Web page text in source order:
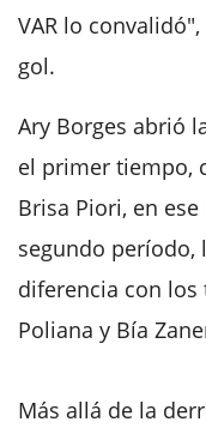
VAR lo
gol.
Ary Borges abrió
el primer tiempo,
Brisa Piori, en
segundo período,
diferencia con los
Poliana y Bía
Más allá de la